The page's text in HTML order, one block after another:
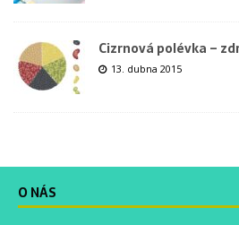
Cizrnová polévka –
13. dubna 2015
O NÁS